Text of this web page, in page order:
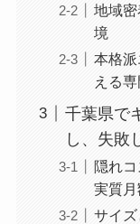
地域
境
本格
える
千葉県で
し、失敗
隠れ
実質月
サイ